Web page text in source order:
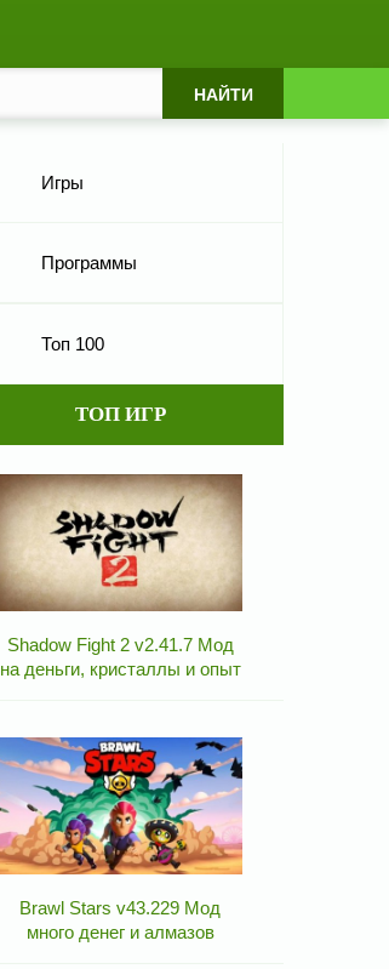
Игры
Программы
Топ 100
ТОП ИГР
Shadow Fight 2 v2.41.7 Мод
на деньги, кристаллы и опыт
Brawl Stars v43.229 Мод
много денег и алмазов